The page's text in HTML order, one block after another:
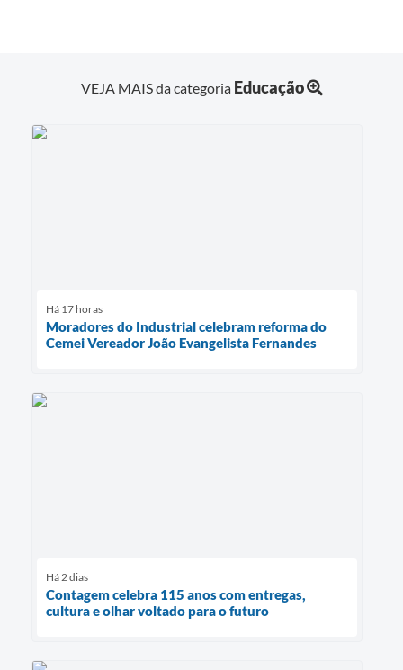
VEJA MAIS da categoria Educação
Há 17 horas
Moradores do Industrial celebram reforma do
Cemei Vereador João Evangelista Fernandes
Há 2 dias
Contagem celebra 115 anos com entregas,
cultura e olhar voltado para o futuro